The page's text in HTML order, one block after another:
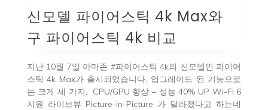
신모델 파이어스틱 4k Max와
구 파이어스틱 4k 비교
지난 10월 7일 아마존 #파이어스틱 4k의 신모델인 파이어
스틱 4k Max가 출시되었습니다. 업그레이드 된 기능으로
는 크게 세 가지, CPU/GPU 향상 – 성능 40% UP Wi-Fi 6
지원 라이브뷰 Picture-in-Picture 가 달라졌다고 하는데